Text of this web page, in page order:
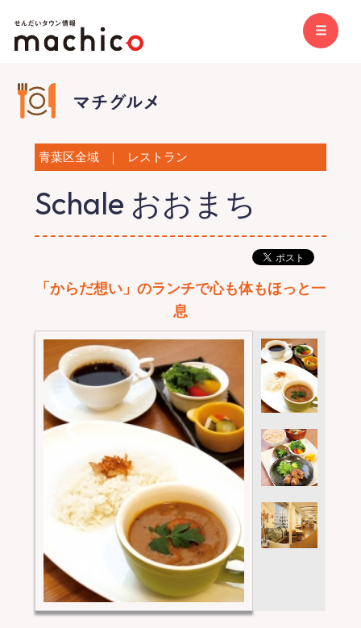
青葉区全域 ｜ レストラン
Schale おおまち
「からだ想い」のランチで心も体もほっと一
息